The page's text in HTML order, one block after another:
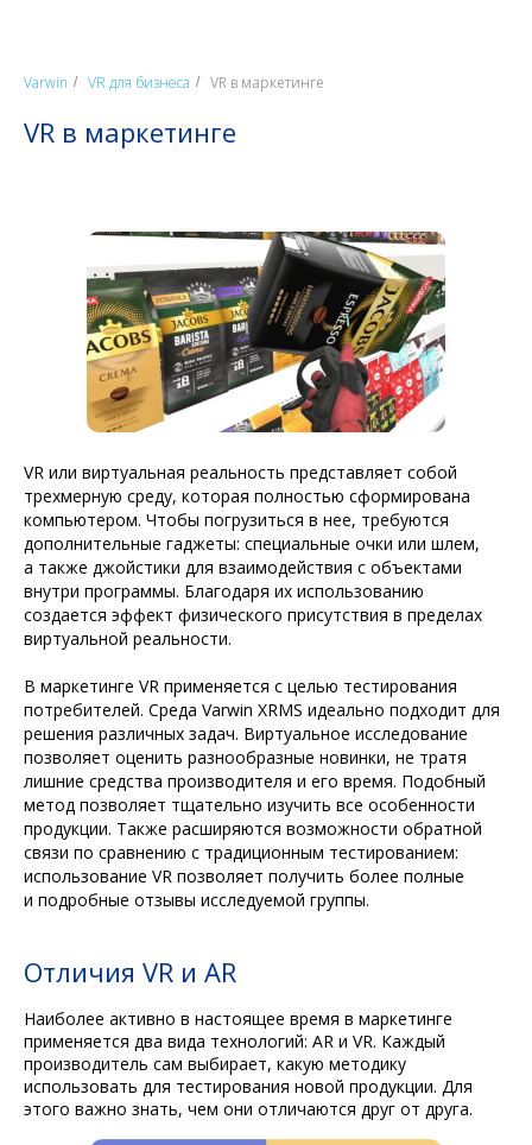
Varwin / VR для бизнеса / VR в маркетинге
VR в маркетинге
VR или виртуальная реальность представляет собой
трехмерную среду, которая полностью сформирована
компьютером. Чтобы погрузиться в нее, требуются
дополнительные гаджеты: специальные очки или шлем,
а также джойстики для взаимодействия с объектами
внутри программы. Благодаря их использованию
создается эффект физического присутствия в пределах
виртуальной реальности.
В маркетинге VR применяется с целью тестирования
потребителей. Среда Varwin XRMS идеально подходит для
решения различных задач. Виртуальное исследование
позволяет оценить разнообразные новинки, не тратя
лишние средства производителя и его время. Подобный
метод позволяет тщательно изучить все особенности
продукции. Также расширяются возможности обратной
связи по сравнению с традиционным тестированием:
использование VR позволяет получить более полные
и подробные отзывы исследуемой группы.
Отличия VR и AR
Наиболее активно в настоящее время в маркетинге
применяется два вида технологий: AR и VR. Каждый
производитель сам выбирает, какую методику
использовать для тестирования новой продукции. Для
этого важно знать, чем они отличаются друг от друга.